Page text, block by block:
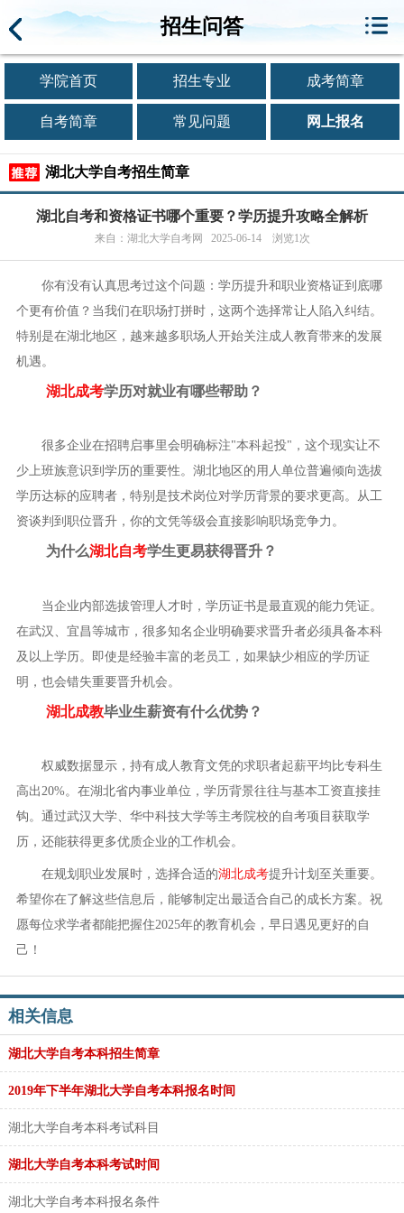
招生问答
学院首页 招生专业 成考简章
自考简章 常见问题 网上报名
湖北大学自考招生简章
湖北自考和资格证书哪个重要？学历提升攻略全解析
来自：湖北大学自考网 2025-06-14 浏览1次
你有没有认真思考过这个问题：学历提升和职业资格证到底哪
个更有价值？当我们在职场打拼时，这两个选择常让人陷入纠结。
特别是在湖北地区，越来越多职场人开始关注成人教育带来的发展
机遇。
湖北成考学历对就业有哪些帮助？
很多企业在招聘启事里会明确标注"本科起投"，这个现实让不
少上班族意识到学历的重要性。湖北地区的用人单位普遍倾向选拔
学历达标的应聘者，特别是技术岗位对学历背景的要求更高。从工
资谈判到职位晋升，你的文凭等级会直接影响职场竞争力。
为什么湖北自考学生更易获得晋升？
当企业内部选拔管理人才时，学历证书是最直观的能力凭证。
在武汉、宜昌等城市，很多知名企业明确要求晋升者必须具备本科
及以上学历。即使是经验丰富的老员工，如果缺少相应的学历证
明，也会错失重要晋升机会。
湖北成教毕业生薪资有什么优势？
权威数据显示，持有成人教育文凭的求职者起薪平均比专科生
高出20%。在湖北省内事业单位，学历背景往往与基本工资直接挂
钩。通过武汉大学、华中科技大学等主考院校的自考项目获取学
历，还能获得更多优质企业的工作机会。
在规划职业发展时，选择合适的湖北成考提升计划至关重要。
希望你在了解这些信息后，能够制定出最适合自己的成长方案。祝
愿每位求学者都能把握住2025年的教育机会，早日遇见更好的自
己！
相关信息
湖北大学自考本科招生简章
2019年下半年湖北大学自考本科报名时间
湖北大学自考本科考试科目
湖北大学自考本科考试时间
湖北大学自考本科报名条件